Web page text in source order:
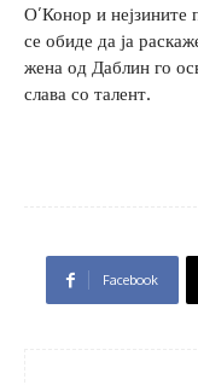
О’Конор и нејзините
се обиде да ја
жена од Даблин го
слава со талент.
Facebook